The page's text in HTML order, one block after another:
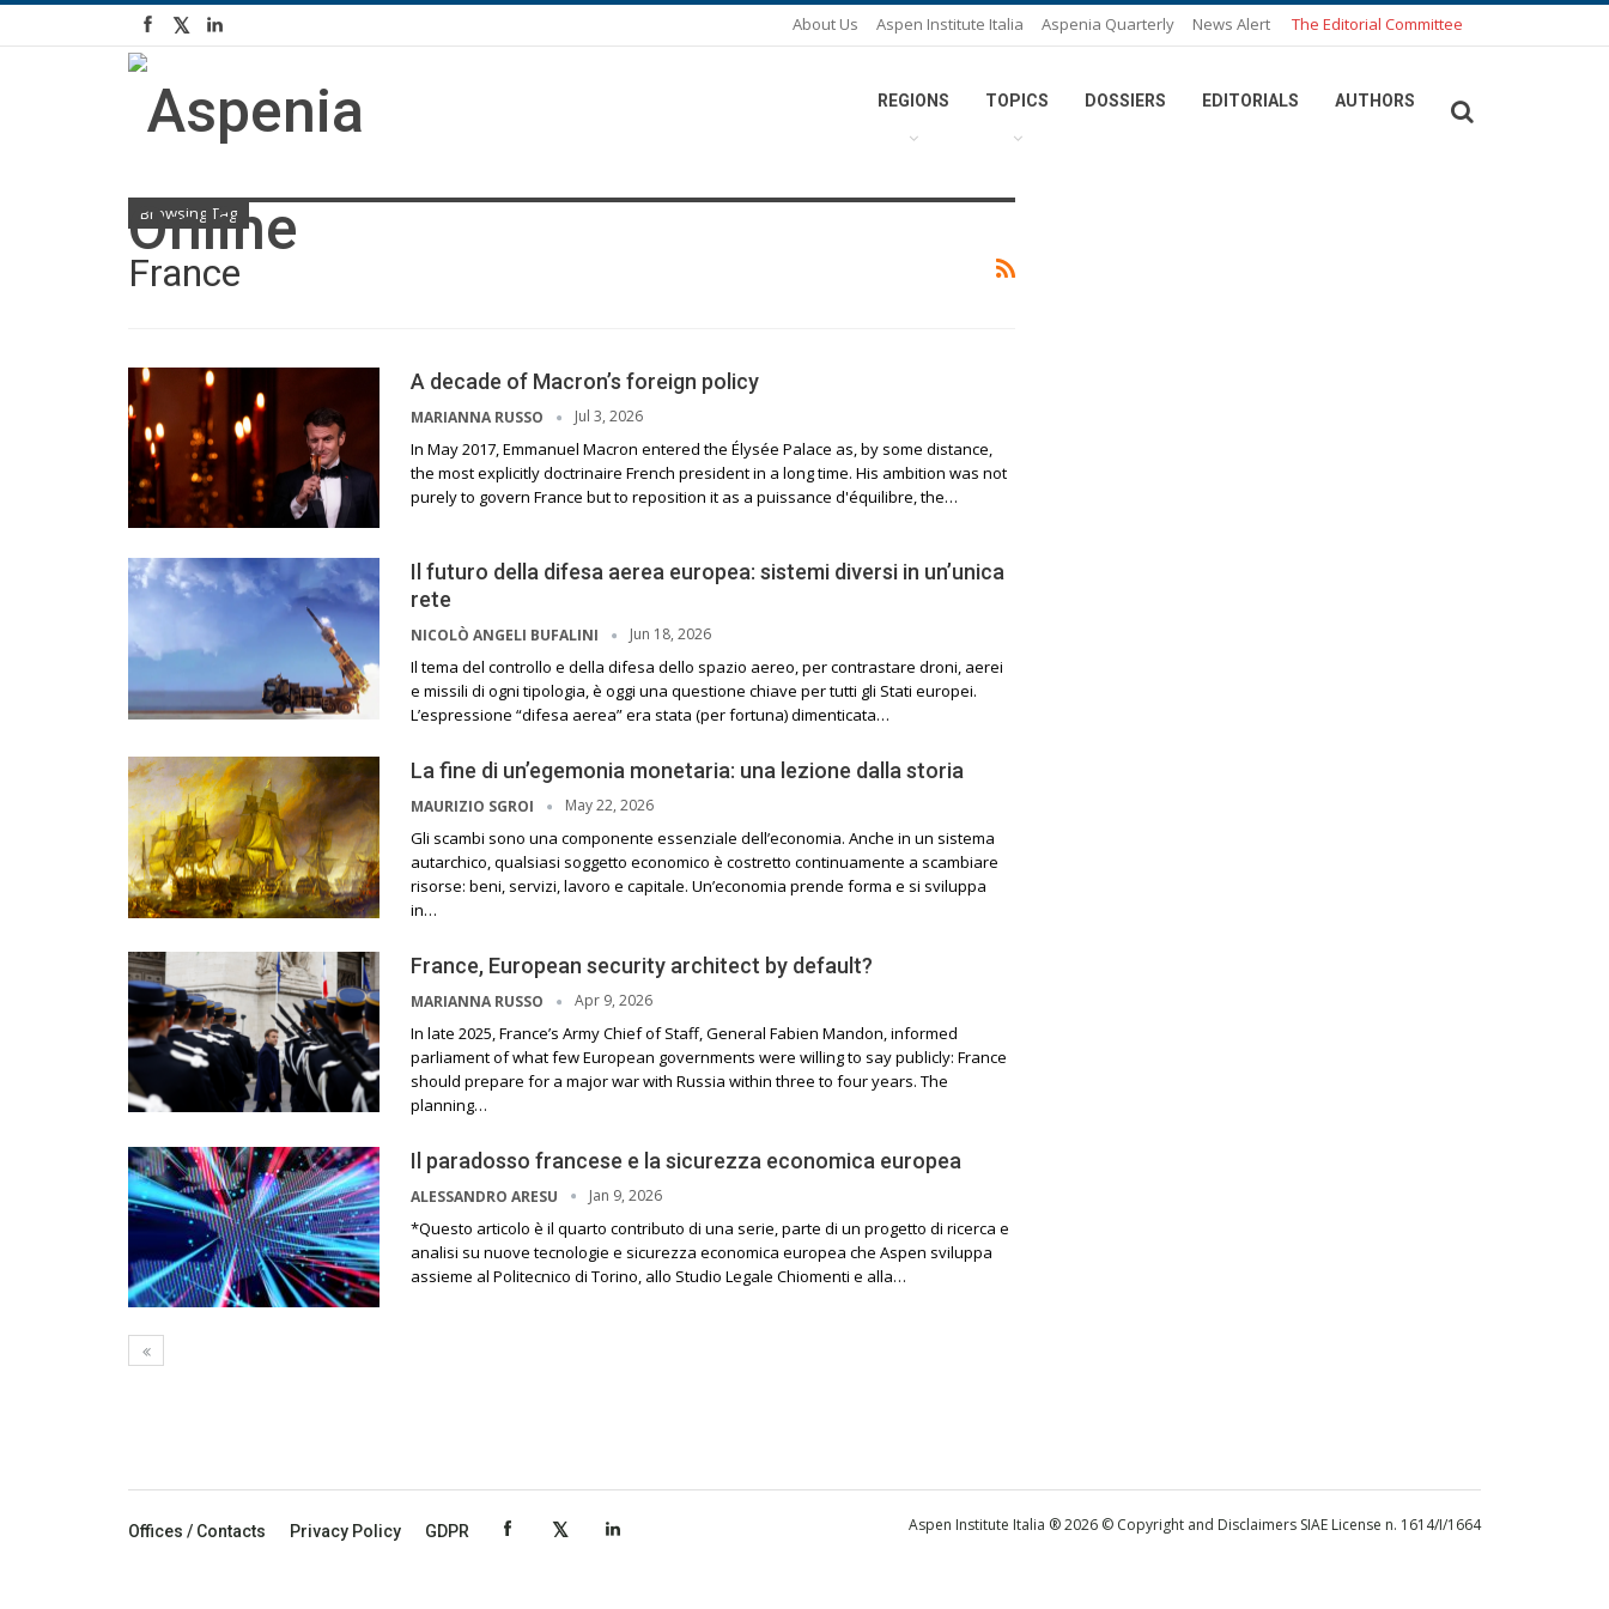
About Us Aspen Institute Italia Aspenia Quarterly News Alert The Editorial Committee
REGIONS TOPICS DOSSIERS EDITORIALS AUTHORS
Browsing Tag
France
A decade of Macron’s foreign policy
MARIANNA RUSSO Jul 3, 2026
In May 2017, Emmanuel Macron entered the Élysée Palace as, by some distance,
the most explicitly doctrinaire French president in a long time. His ambition was not
purely to govern France but to reposition it as a puissance d'équilibre, the…
Il futuro della difesa aerea europea: sistemi diversi in un’unica
rete
NICOLÒ ANGELI BUFALINI Jun 18, 2026
Il tema del controllo e della difesa dello spazio aereo, per contrastare droni, aerei
e missili di ogni tipologia, è oggi una questione chiave per tutti gli Stati europei.
L’espressione “difesa aerea” era stata (per fortuna) dimenticata…
La fine di un’egemonia monetaria: una lezione dalla storia
MAURIZIO SGROI May 22, 2026
Gli scambi sono una componente essenziale dell’economia. Anche in un sistema
autarchico, qualsiasi soggetto economico è costretto continuamente a scambiare
risorse: beni, servizi, lavoro e capitale. Un’economia prende forma e si sviluppa
in…
France, European security architect by default?
MARIANNA RUSSO Apr 9, 2026
In late 2025, France’s Army Chief of Staff, General Fabien Mandon, informed
parliament of what few European governments were willing to say publicly: France
should prepare for a major war with Russia within three to four years. The
planning…
Il paradosso francese e la sicurezza economica europea
ALESSANDRO ARESU Jan 9, 2026
*Questo articolo è il quarto contributo di una serie, parte di un progetto di ricerca e
analisi su nuove tecnologie e sicurezza economica europea che Aspen sviluppa
assieme al Politecnico di Torino, allo Studio Legale Chiomenti e alla…
Offices / Contacts Privacy Policy GDPR Aspen Institute Italia ® 2026 © Copyright and Disclaimers SIAE License n. 1614/I/1664